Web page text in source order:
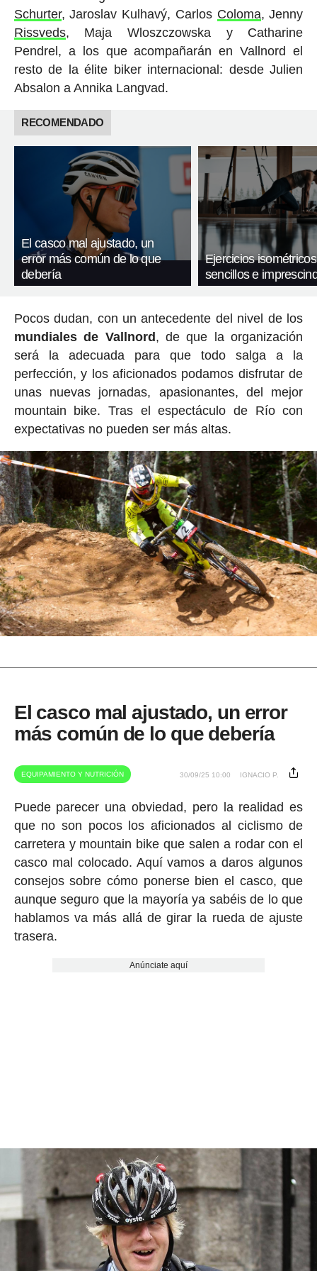
Schurter, Jaroslav Kulhavý, Carlos Coloma, Jenny
Rissveds, Maja Wloszczowska y Catharine
Pendrel, a los que acompañarán en Vallnord el
resto de la élite biker internacional: desde Julien
Absalon a Annika Langvad.
RECOMENDADO
El casco mal ajustado, un
error más común de lo que
debería
Ejercicios
sencillos e
Pocos dudan, con un antecedente del nivel de los
mundiales de Vallnord , de que la organización
será la adecuada para que todo salga a la
perfección, y los aficionados podamos disfrutar de
unas nuevas jornadas, apasionantes, del mejor
mountain bike. Tras el espectáculo de Río con
expectativas no pueden ser más altas.
El casco mal ajustado, un error
más común de lo que debería
EQUIPAMIENTO Y NUTRICIÓN 30/09/25 10:00 IGNACIO P.
Puede parecer una obviedad, pero la realidad es
que no son pocos los aficionados al ciclismo de
carretera y mountain bike que salen a rodar con el
casco mal colocado. Aquí vamos a daros algunos
consejos sobre cómo ponerse bien el casco, que
aunque seguro que la mayoría ya sabéis de lo que
hablamos va más allá de girar la rueda de ajuste
trasera.
Anúnciate aquí